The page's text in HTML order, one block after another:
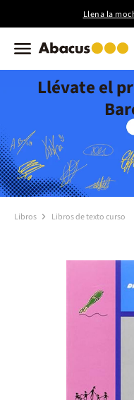
Llena la
Llévate el
Libros Libros de texto curso